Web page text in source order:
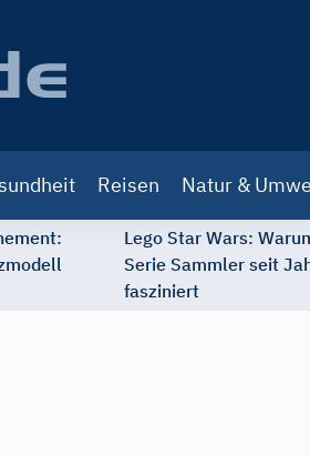
Reisen Natur &
Lego Star Wars:
Serie Sammler seit
fasziniert